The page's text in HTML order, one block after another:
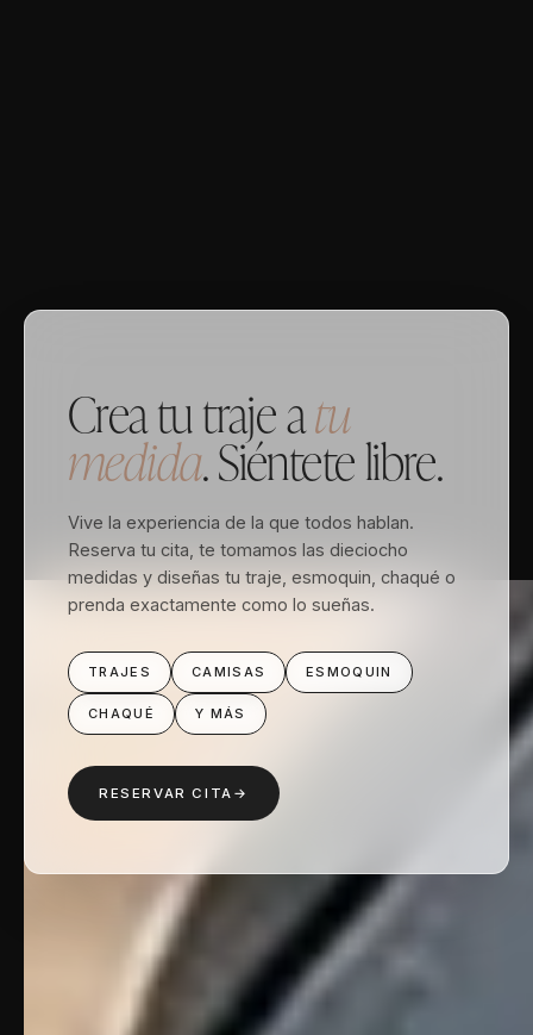
Crea tu traje atu
medida. Siéntete libre.
Vive la experiencia de la que todos hablan.
Reserva tu cita, te tomamos las dieciocho
medidas y diseñas tu traje, esmoquin, chaqué o
prenda exactamente como lo sueñas.
TRAJES CAMISAS ESMOQUIN
CHAQUÉ Y MÁS
RESERVAR CITA →